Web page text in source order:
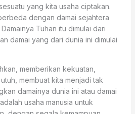
yang kita usaha ciptakan.
dengan damai sejahtera
Tuhan itu dimulai dari
damai yang dari dunia ini dimulai
memberikan kekuatan,
membuat kita menjadi tak
damainya dunia ini atau damai
usaha manusia untuk